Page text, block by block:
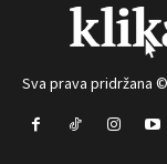
Sva prava pridržana